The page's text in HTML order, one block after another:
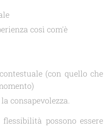
così com'è
(con quello che
consapevolezza.
possono essere